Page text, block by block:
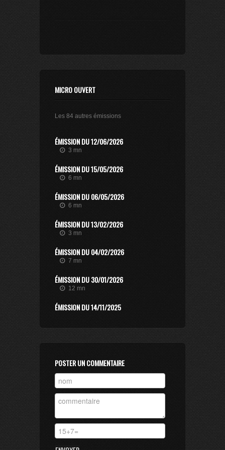
MICRO OUVERT
Les 84 autres émissions
ÉMISSION DU 12/06/2026
3 mn
ÉMISSION DU 15/05/2026
6 mn
ÉMISSION DU 06/05/2026
6 mn
ÉMISSION DU 13/02/2026
3 mn
ÉMISSION DU 04/02/2026
7 mn
ÉMISSION DU 30/01/2026
12 mn
ÉMISSION DU 14/11/2025
ÉMISSION DU 07/11/2025
20 mn
ÉMISSION DU 23/06/2025
ÉMISSION DU 20/06/2025
5 mn
ÉMISSION DU 13/06/2025
ÉMISSION DU 16/05/2025
POSTER UN COMMENTAIRE